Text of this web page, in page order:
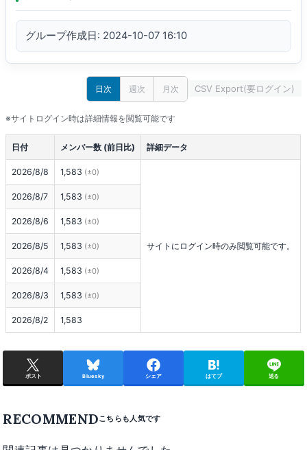
グループ作成日: 2024-10-07 16:10
日次 週次 月次 CSV Export(要ログイン)
※サイトログイン時は詳細情報を閲覧可能です
日付 メンバー数 (前日比) 詳細データ
2026/8/8 1,583 (±0)
サイトにログイン時のみ閲覧可能です。
2026/8/7 1,583 (±0)
2026/8/6 1,583 (±0)
2026/8/5 1,583 (±0)
2026/8/4 1,583 (±0)
2026/8/3 1,583 (±0)
2026/8/2 1,583
ポスト Bluesky シェア はてブ 送る
RECOMMEND